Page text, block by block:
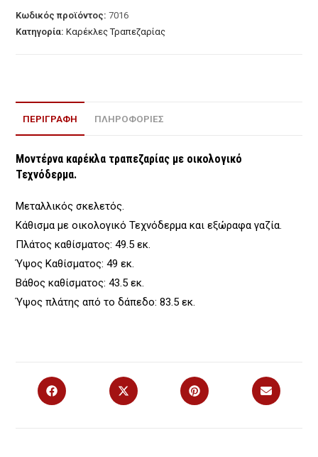
Κωδικός προϊόντος:7016
Κατηγορία:Καρέκλες Τραπεζαρίας
ΠΕΡΙΓΡΑΦΉ ΠΛΗΡΟΦΟΡΙΕΣ
Μοντέρνα καρέκλα τραπεζαρίας με οικολογικό
Τεχνόδερμα.
Μεταλλικός σκελετός.
Κάθισμα με οικολογικό Τεχνόδερμα και εξώραφα γαζία.
Πλάτος καθίσματος: 49.5 εκ.
Ύψος Καθίσματος: 49 εκ.
Βάθος καθίσματος: 43.5 εκ.
Ύψος πλάτης από το δάπεδο: 83.5 εκ.
Opens
in
Opens
in
Opens
in
Opens
in